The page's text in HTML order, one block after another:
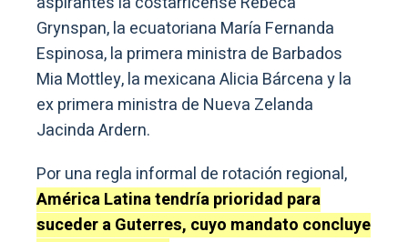
Grynspan, la ecuatoriana María Fernanda
Espinosa, la primera ministra de Barbados
Mia Mottley, la mexicana Alicia Bárcena y la
ex primera ministra de Nueva Zelanda
Jacinda Ardern.
Por una regla informal de rotación regional,
América Latina tendría prioridad para
suceder a Guterres, cuyo mandato concluye